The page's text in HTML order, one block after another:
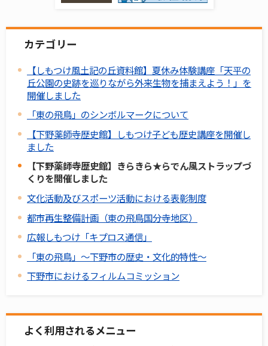
カテゴリー
【しもつけ風土記の丘資料館】夏休み体験講座「天平の
丘公園の史跡を巡りながら外来生物を捕まえよう！」を
開催しました
「東の飛鳥」のシンボルマークについて
【下野薬師寺歴史館】しもつけ子ども歴史講座を開催し
ました
【下野薬師寺歴史館】きらきら★らでん風ストラップづ
くりを開催しました
文化活動及びスポーツ活動における表彰制度
都市再生整備計画（東の飛鳥国分寺地区）
広報しもつけ「キプロス通信」
「東の飛鳥」～下野市の歴史・文化的特性～
下野市におけるフィルムコミッション
よく利用されるメニュー